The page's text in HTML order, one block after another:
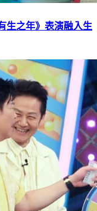
之年》表演融入生